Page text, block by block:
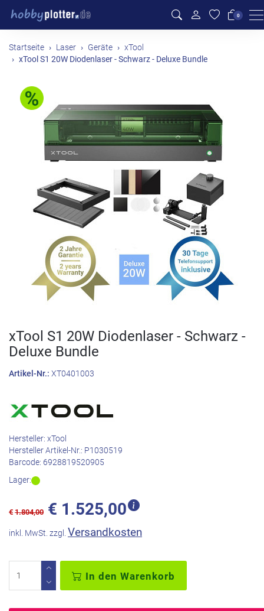
0
Startseite Laser Geräte xTool
xTool S1 20W Diodenlaser - Schwarz - Deluxe Bundle
xTool S1 20W Diodenlaser - Schwarz -
Deluxe Bundle
Artikel-Nr.: XT0401003
Hersteller: xTool
Hersteller Artikel-Nr.: P1030519
Barcode: 6928819520905
Lager:
€ 1.804,00 € 1.525,00
inkl. MwSt. zzgl. Versandkosten
In den Warenkorb